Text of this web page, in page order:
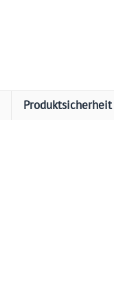
Produktsicherheit